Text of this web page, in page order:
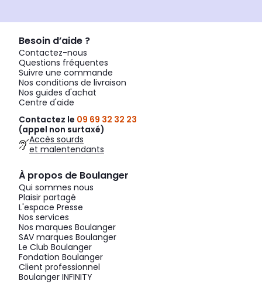
Besoin d’aide ?
Contactez-nous
Questions fréquentes
Suivre une commande
Nos conditions de livraison
Nos guides d'achat
Centre d'aide
Contactez le 09 69 32 32 23
(appel non surtaxé)
Accès sourds
et malentendants
À propos de Boulanger
Qui sommes nous
Plaisir partagé
L'espace Presse
Nos services
Nos marques Boulanger
SAV marques Boulanger
Le Club Boulanger
Fondation Boulanger
Client professionnel
Boulanger INFINITY